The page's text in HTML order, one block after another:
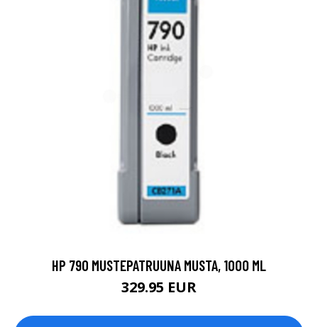
HP 790 MUSTEPATRUUNA MUSTA, 1000 ML
329.95 EUR